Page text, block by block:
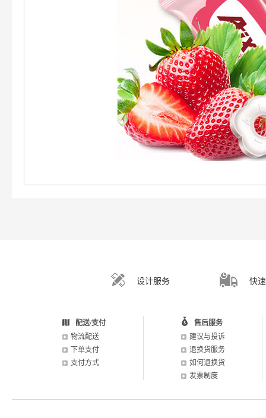
设计服务 快
配送/支付
物流配送
下单支付
支付方式
售后服务
建议与投诉
退换货服务
如何退换货
发票制度